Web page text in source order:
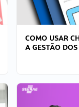
COMO USAR
A GESTÃO